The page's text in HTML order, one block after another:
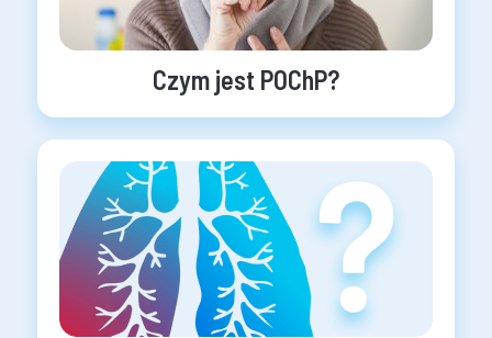
Czym jest POChP?